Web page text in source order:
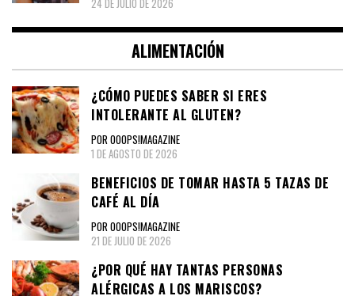
ALIMENTACIÓN
¿CÓMO PUEDES SABER SI ERES
INTOLERANTE AL GLUTEN?
POR OOOPS!MAGAZINE
1 DE AGOSTO DE 2026
BENEFICIOS DE TOMAR HASTA 5 TAZAS DE
CAFÉ AL DÍA
POR OOOPS!MAGAZINE
21 DE JULIO DE 2026
¿POR QUÉ HAY TANTAS PERSONAS
ALÉRGICAS A LOS MARISCOS?